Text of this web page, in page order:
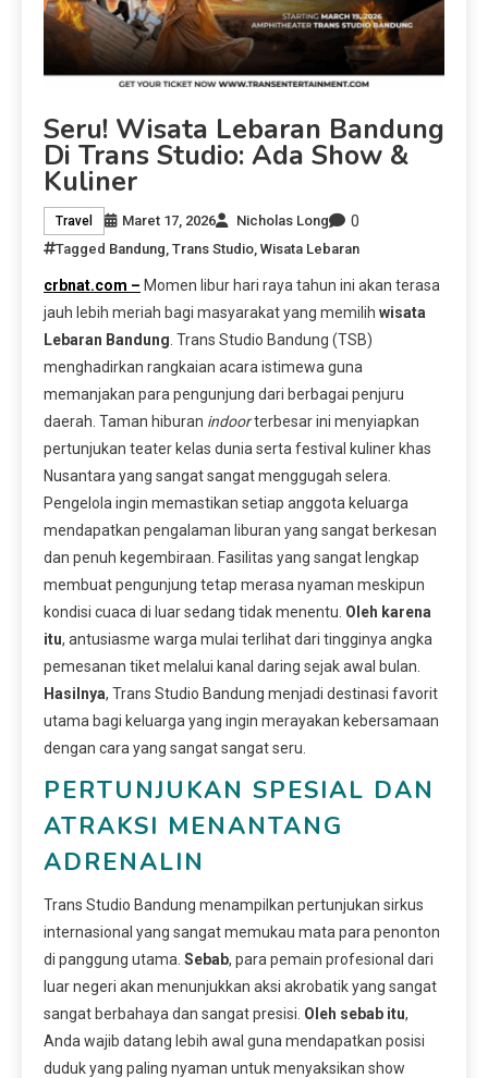
Seru! Wisata Lebaran Bandung
Di Trans Studio: Ada Show &
Kuliner
Travel Maret 17, 2026 Nicholas Long 0
Tagged Bandung Trans Studio Wisata Lebaran
crbnat.com – Momen libur hari raya tahun ini akan terasa
jauh lebih meriah bagi masyarakat yang memilih wisata
Lebaran Bandung . Trans Studio Bandung (TSB)
menghadirkan rangkaian acara istimewa guna
memanjakan para pengunjung dari berbagai penjuru
daerah. Taman hiburan indoorterbesar ini menyiapkan
pertunjukan teater kelas dunia serta festival kuliner khas
Nusantara yang sangat sangat menggugah selera.
Pengelola ingin memastikan setiap anggota keluarga
mendapatkan pengalaman liburan yang sangat berkesan
dan penuh kegembiraan. Fasilitas yang sangat lengkap
membuat pengunjung tetap merasa nyaman meskipun
kondisi cuaca di luar sedang tidak menentu. Oleh karena
itu, antusiasme warga mulai terlihat dari tingginya angka
pemesanan tiket melalui kanal daring sejak awal bulan.
Hasilnya, Trans Studio Bandung menjadi destinasi favorit
utama bagi keluarga yang ingin merayakan kebersamaan
dengan cara yang sangat sangat seru.
PERTUNJUKAN SPESIAL DAN
ATRAKSI MENANTANG
ADRENALIN
Trans Studio Bandung menampilkan pertunjukan sirkus
internasional yang sangat memukau mata para penonton
di panggung utama. Sebab, para pemain profesional dari
luar negeri akan menunjukkan aksi akrobatik yang sangat
sangat berbahaya dan sangat presisi. Oleh sebab itu,
Anda wajib datang lebih awal guna mendapatkan posisi
duduk yang paling nyaman untuk menyaksikan show